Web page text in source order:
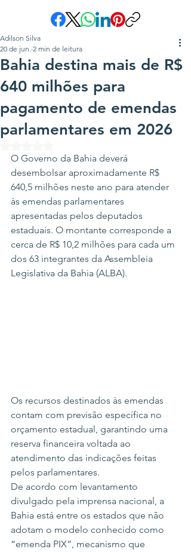
Bahia destina mais de R$
640 milhões para
pagamento de emendas
parlamentares em 2026
Adilson Silva
20 de jun. 2 min de leitura
O Governo da Bahia deverá
desembolsar aproximadamente R$
640,5 milhões neste ano para atender
às emendas parlamentares
apresentadas pelos deputados
estaduais. O montante corresponde a
cerca de R$ 10,2 milhões para cada um
dos 63 integrantes da Assembleia
Legislativa da Bahia (ALBA).
Os recursos destinados às emendas
contam com previsão específica no
orçamento estadual, garantindo uma
reserva financeira voltada ao
atendimento das indicações feitas
pelos parlamentares.
De acordo com levantamento
divulgado pela imprensa nacional, a
Bahia está entre os estados que não
adotam o modelo conhecido como
“emenda PIX”, mecanismo que